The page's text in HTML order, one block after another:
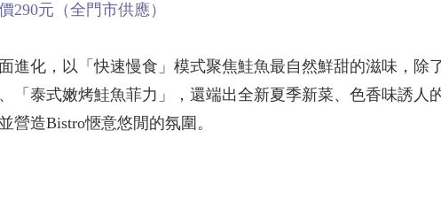
290元（全門市供應）
進化，以「快速慢食」模式聚焦鮭魚最自然鮮甜的滋味，除
「泰式嫩烤鮭魚菲力」，還端出全新夏季新菜、色香味誘人
營造Bistro愜意悠閒的氛圍。